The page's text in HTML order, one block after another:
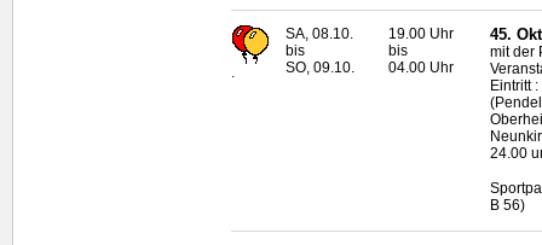
.
SA, 08.10.
bis
SO, 09.10.
19.00 Uhr
bis
04.00 Uhr
45.
mit der
Eintritt
24.00
B 56)